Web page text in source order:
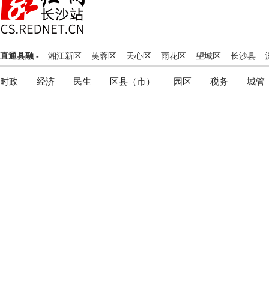
直通县融 - 湘江新区 芙蓉区 天心区 雨花区 望城区 长沙县
时政 经济 民生 区县（市） 园区 税务 城管